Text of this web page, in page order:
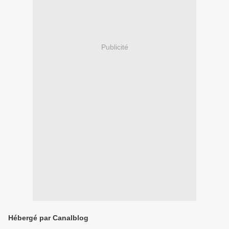
Publicité
Hébergé par Canalblog